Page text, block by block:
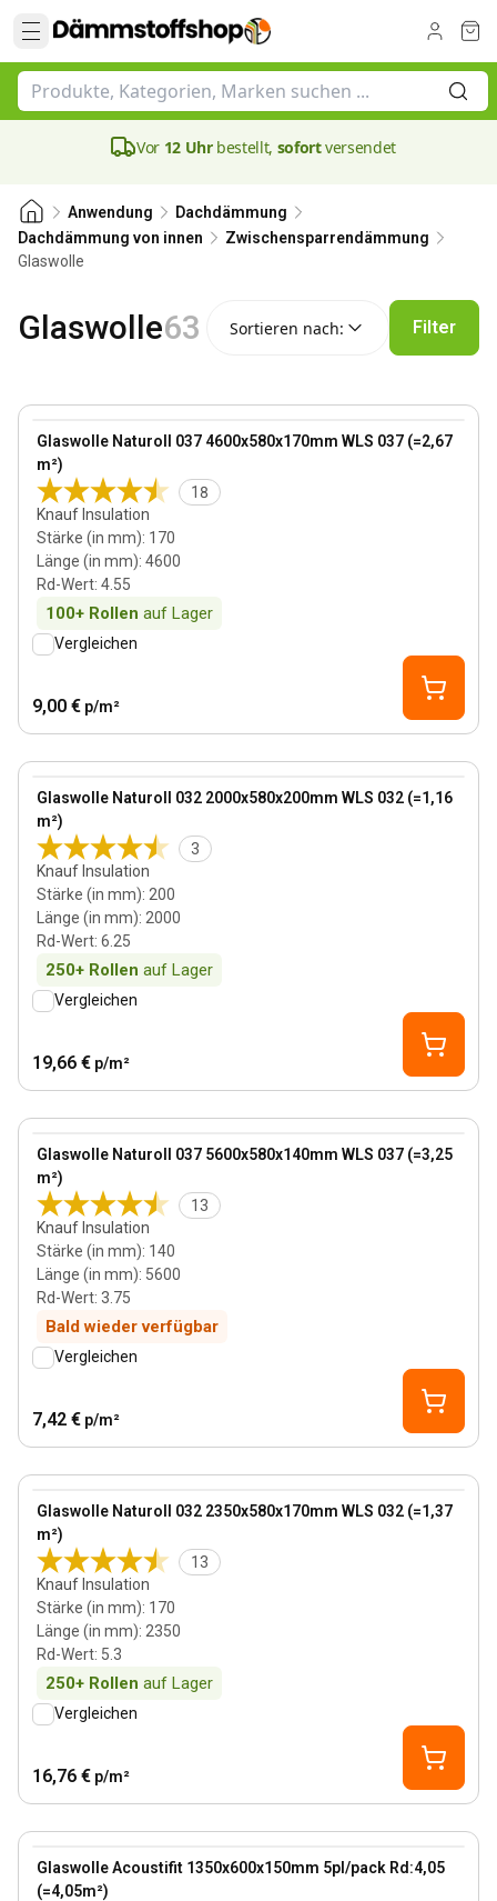
Vor 12 Uhrbestellt, sofortversendet
Anwendung
Dachdämmung
Dachdämmung von innen
Zwischensparrendämmung
Glaswolle
Glaswolle63 Sortieren nach: Filter
Bestseller
Glaswolle Naturoll 037 4600x580x170mm WLS 037 (=2,67
m²)
18
Knauf Insulation
Stärke (in mm): 170
Länge (in mm): 4600
Rd-Wert: 4.55
100+ Rollen auf Lager
View product
Vergleichen
9,00 € p/m²
Glaswolle Naturoll 032 2000x580x200mm WLS 032 (=1,16
m²)
3
Knauf Insulation
Stärke (in mm): 200
Länge (in mm): 2000
Rd-Wert: 6.25
250+ Rollen auf Lager
View product
Vergleichen
19,66 € p/m²
Glaswolle Naturoll 037 5600x580x140mm WLS 037 (=3,25
m²)
13
Knauf Insulation
Stärke (in mm): 140
Länge (in mm): 5600
Rd-Wert: 3.75
Bald wieder verfügbar
View product
Vergleichen
7,42 € p/m²
Bestseller
Glaswolle Naturoll 032 2350x580x170mm WLS 032 (=1,37
m²)
13
Knauf Insulation
Stärke (in mm): 170
Länge (in mm): 2350
Rd-Wert: 5.3
250+ Rollen auf Lager
View product
Vergleichen
16,76 € p/m²
Bestseller
Glaswolle Acoustifit 1350x600x150mm 5pl/pack Rd:4,05
(=4,05m²)
View product